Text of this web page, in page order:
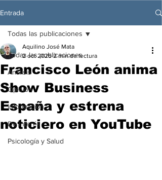
Entrada
Todas las publicaciones
Análisis
Opinión
Información
De interés
Psicología y Salud
Todas las publicaciones
Francisco León anima
Show Business
España y estrena
noticiero en YouTube
Aquilino José Mata
2 oct 2025 2 min de lectura